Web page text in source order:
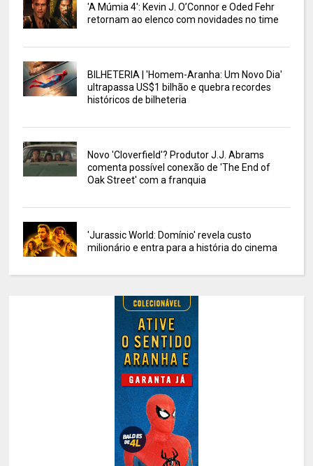
'A Múmia 4': Kevin J. O’Connor e Oded Fehr
retornam ao elenco com novidades no time
BILHETERIA | 'Homem-Aranha: Um Novo Dia'
ultrapassa US$1 bilhão e quebra recordes
históricos de bilheteria
Novo 'Cloverfield'? Produtor J.J. Abrams
comenta possível conexão de 'The End of
Oak Street' com a franquia
'Jurassic World: Domínio' revela custo
milionário e entra para a história do cinema